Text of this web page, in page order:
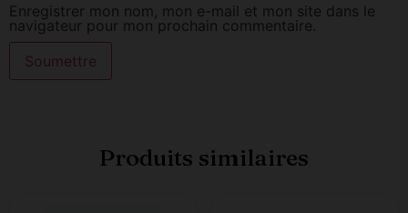
Enregistrer mon nom, mon e-mail et mon site dans le
navigateur pour mon prochain commentaire.
Produits similaires